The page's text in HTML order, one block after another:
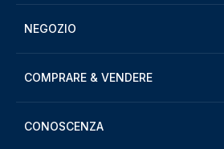
NEGOZIO
COMPRARE & VENDERE
CONOSCENZA